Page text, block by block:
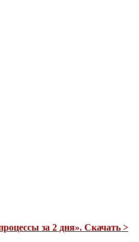
за 2 дня». Скачать >